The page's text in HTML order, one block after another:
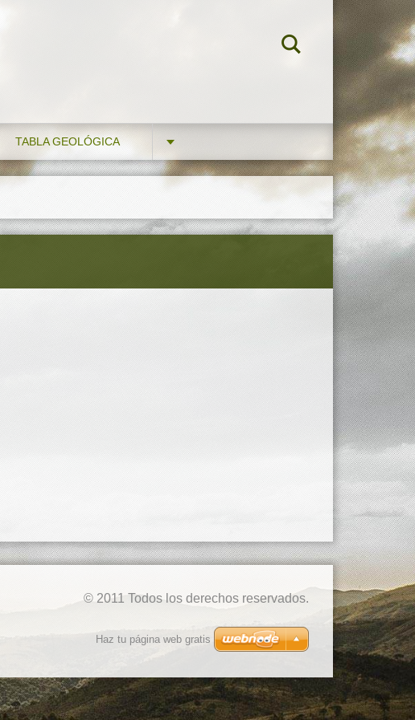
TABLA GEOLÓGICA
© 2011 Todos los derechos reservados.
Haz tu página web gratis